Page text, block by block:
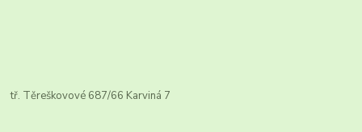
tř. Těreškovové 687/66 Karviná 7